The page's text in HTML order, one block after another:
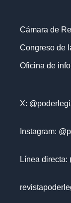
Cámara de
Congreso de
Oficina de
X:
Instagram:
Línea directa: